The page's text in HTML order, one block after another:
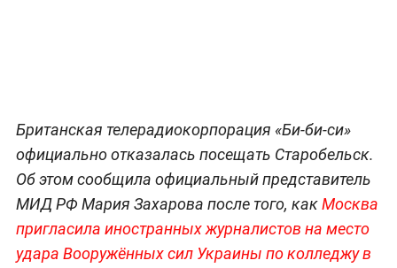
Британская телерадиокорпорация «Би-би-си»
официально отказалась посещать Старобельск.
Об этом сообщила официальный представитель
МИД РФ Мария Захарова после того, какМосква
пригласила иностранных журналистов на место
удара Вооружённых сил Украины по колледжу в